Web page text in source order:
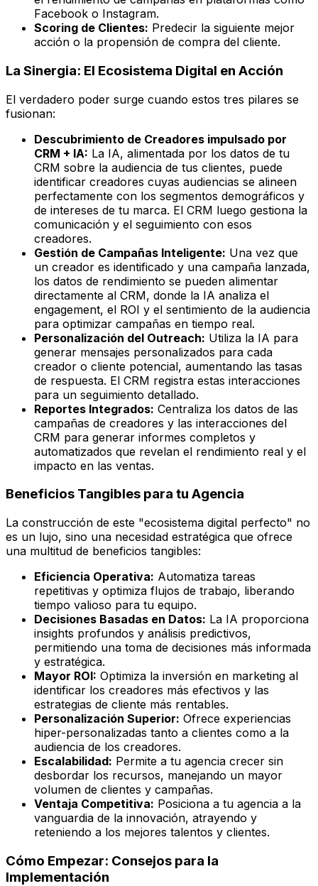
Facebook o Instagram.
Scoring de Clientes: Predecir la siguiente mejor
acción o la propensión de compra del cliente.
La Sinergia: El Ecosistema Digital en Acción
El verdadero poder surge cuando estos tres pilares se
fusionan:
Descubrimiento de Creadores impulsado por
CRM + IA: La IA, alimentada por los datos de tu
CRM sobre la audiencia de tus clientes, puede
identificar creadores cuyas audiencias se alineen
perfectamente con los segmentos demográficos y
de intereses de tu marca. El CRM luego gestiona la
comunicación y el seguimiento con esos
creadores.
Gestión de Campañas Inteligente: Una vez que
un creador es identificado y una campaña lanzada,
los datos de rendimiento se pueden alimentar
directamente al CRM, donde la IA analiza el
engagement, el ROI y el sentimiento de la audiencia
para optimizar campañas en tiempo real.
Personalización del Outreach: Utiliza la IA para
generar mensajes personalizados para cada
creador o cliente potencial, aumentando las tasas
de respuesta. El CRM registra estas interacciones
para un seguimiento detallado.
Reportes Integrados: Centraliza los datos de las
campañas de creadores y las interacciones del
CRM para generar informes completos y
automatizados que revelan el rendimiento real y el
impacto en las ventas.
Beneficios Tangibles para tu Agencia
La construcción de este "ecosistema digital perfecto" no
es un lujo, sino una necesidad estratégica que ofrece
una multitud de beneficios tangibles:
Eficiencia Operativa: Automatiza tareas
repetitivas y optimiza flujos de trabajo, liberando
tiempo valioso para tu equipo.
Decisiones Basadas en Datos: La IA proporciona
insights profundos y análisis predictivos,
permitiendo una toma de decisiones más informada
y estratégica.
Mayor ROI: Optimiza la inversión en marketing al
identificar los creadores más efectivos y las
estrategias de cliente más rentables.
Personalización Superior: Ofrece experiencias
hiper-personalizadas tanto a clientes como a la
audiencia de los creadores.
Escalabilidad: Permite a tu agencia crecer sin
desbordar los recursos, manejando un mayor
volumen de clientes y campañas.
Ventaja Competitiva: Posiciona a tu agencia a la
vanguardia de la innovación, atrayendo y
reteniendo a los mejores talentos y clientes.
Cómo Empezar: Consejos para la
Implementación